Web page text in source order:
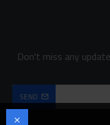
Don't miss any
SEND